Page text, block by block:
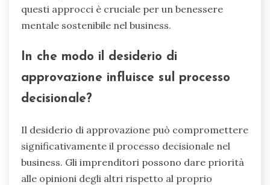
questi approcci è cruciale per un benessere
mentale sostenibile nel business.
In che modo il desiderio di
approvazione influisce sul processo
decisionale?
Il desiderio di approvazione può compromettere
significativamente il processo decisionale nel
business. Gli imprenditori possono dare priorità
alle opinioni degli altri rispetto al proprio